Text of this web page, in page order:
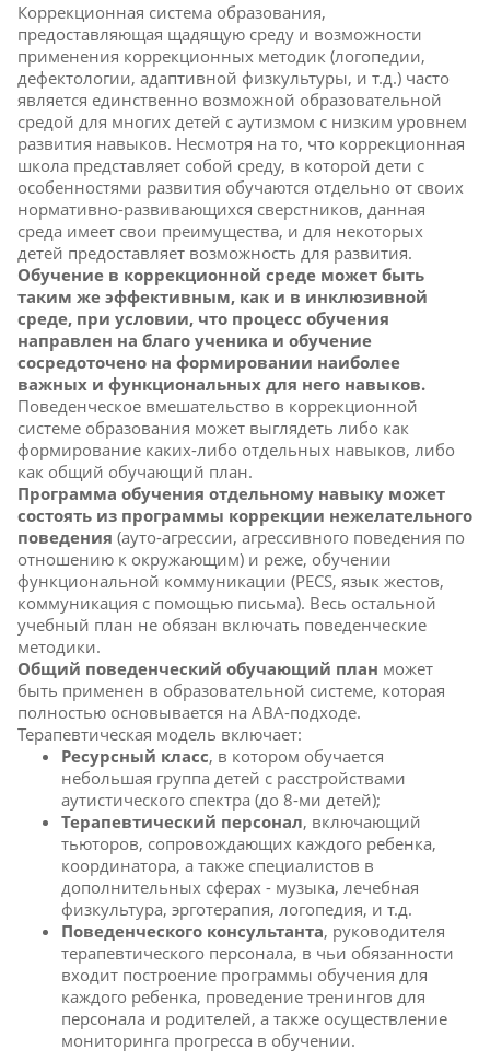
Коррекционная система образования,
предоставляющая щадящую среду и возможности
применения коррекционных методик (логопедии,
дефектологии, адаптивной физкультуры, и т.д.) часто
является единственно возможной образовательной
средой для многих детей с аутизмом с низким уровнем
развития навыков. Несмотря на то, что коррекционная
школа представляет собой среду, в которой дети с
особенностями развития обучаются отдельно от своих
нормативно-развивающихся сверстников, данная
среда имеет свои преимущества, и для некоторых
детей предоставляет возможность для развития.
Обучение в коррекционной среде может быть
таким же эффективным, как и в инклюзивной
среде, при условии, что процесс обучения
направлен на благо ученика и обучение
сосредоточено на формировании наиболее
важных и функциональных для него навыков.
Поведенческое вмешательство в коррекционной
системе образования может выглядеть либо как
формирование каких-либо отдельных навыков, либо
как общий обучающий план.
Программа обучения отдельному навыку может
состоять из программы коррекции нежелательного
поведения (ауто-агрессии, агрессивного поведения по
отношению к окружающим) и реже, обучении
функциональной коммуникации (PECS, язык жестов,
коммуникация с помощью письма). Весь остальной
учебный план не обязан включать поведенческие
методики.
Общий поведенческий обучающий план может
быть применен в образовательной системе, которая
полностью основывается на АВА-подходе.
Терапевтическая модель включает:
Ресурсный класс, в котором обучается
небольшая группа детей с расстройствами
аутистического спектра (до 8-ми детей);
Терапевтический персонал, включающий
тьюторов, сопровождающих каждого ребенка,
координатора, а также специалистов в
дополнительных сферах - музыка, лечебная
физкультура, эрготерапия, логопедия, и т.д.
Поведенческого консультанта, руководителя
терапевтического персонала, в чьи обязанности
входит построение программы обучения для
каждого ребенка, проведение тренингов для
персонала и родителей, а также осуществление
мониторинга прогресса в обучении.